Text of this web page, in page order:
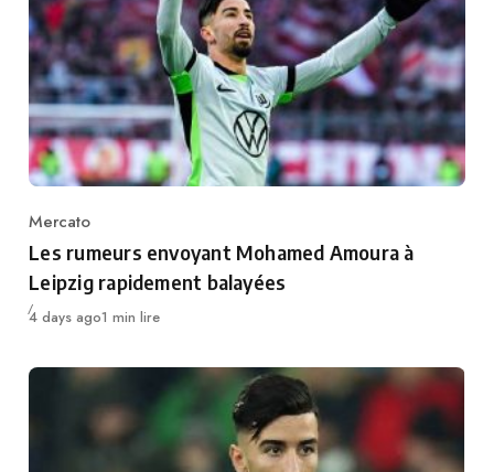
Category
Mercato
Les rumeurs envoyant Mohamed Amoura à
Leipzig rapidement balayées
Publié
4 days ago1 min lire